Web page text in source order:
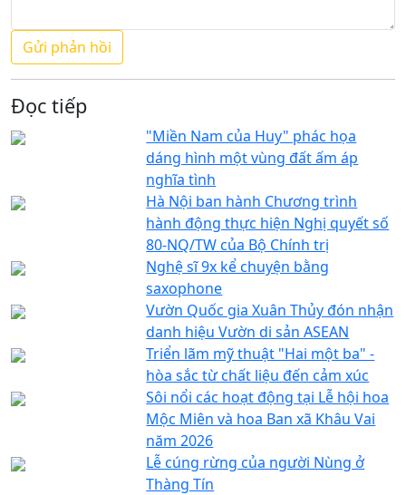
Đọc tiếp
"Miền Nam của Huy" phác họa
dáng hình một vùng đất ấm áp
nghĩa tình
Hà Nội ban hành Chương trình
hành động thực hiện Nghị quyết số
80-NQ/TW của Bộ Chính trị
Nghệ sĩ 9x kể chuyện bằng
saxophone
Vườn Quốc gia Xuân Thủy đón nhận
danh hiệu Vườn di sản ASEAN
Triển lãm mỹ thuật "Hai một ba" -
hòa sắc từ chất liệu đến cảm xúc
Sôi nổi các hoạt động tại Lễ hội hoa
Mộc Miên và hoa Ban xã Khâu Vai
năm 2026
Lễ cúng rừng của người Nùng ở
Thàng Tín